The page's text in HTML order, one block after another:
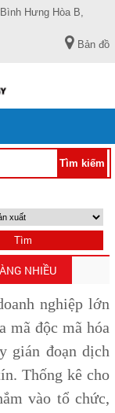
Hưng Hòa B,
Bản đồ
NHIỀU
nghiệp lớn
mã độc mã hóa
gián đoạn dịch
Thống kê cho
vào tổ chức,